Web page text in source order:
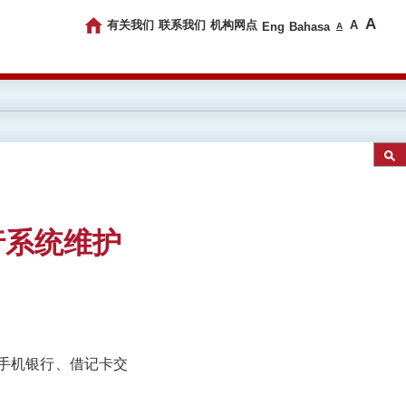
有关我们 联系我们 机构网点 Eng Bahasa A A A
统维护
机银行、借记卡交